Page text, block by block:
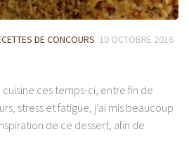
DE CONCOURS 10 OCTOBRE 2016
ces temps-ci, entre fin de
stress et fatigue, j’ai mis beaucoup
de ce dessert, afin de